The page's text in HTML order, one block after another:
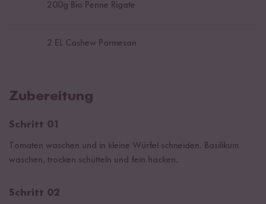
200g Bio Penne Rigate
2 EL Cashew Parmesan
Zubereitung
Schritt 01
Tomaten waschen und in kleine Würfel schneiden. Basilikum
waschen, trocken schütteln und fein hacken.
Schritt 02